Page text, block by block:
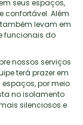
seus espaços,
confortável. Além
levam em
funcionais do
nossos serviços
terá prazer em
por meio
no isolamento
silenciosos e